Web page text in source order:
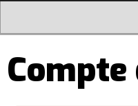
Pestanyes
primàries